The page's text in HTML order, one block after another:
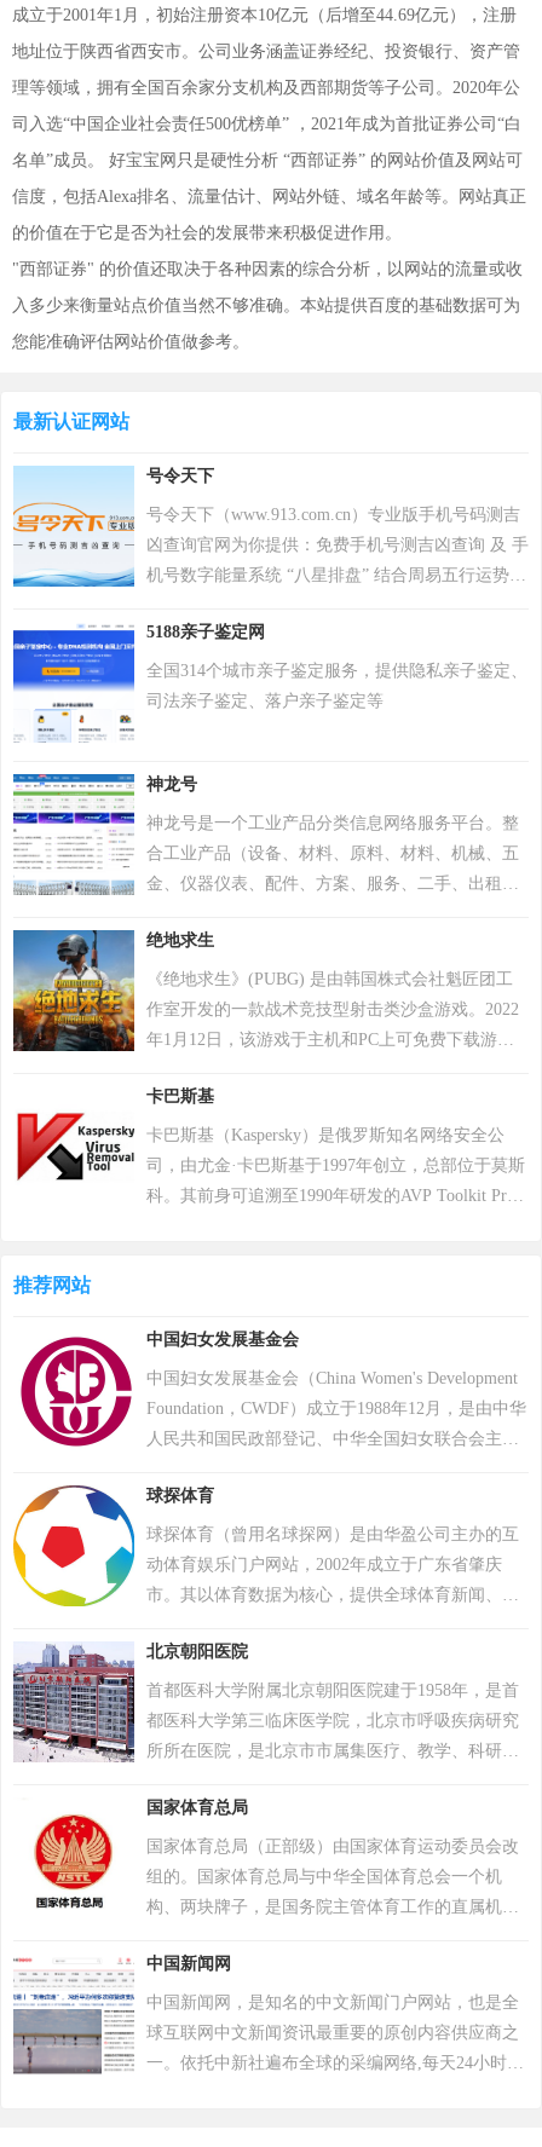
成立于2001年1月，初始注册资本10亿元（后增至44.69亿元），注册
地址位于陕西省西安市。公司业务涵盖证券经纪、投资银行、资产管
理等领域，拥有全国百余家分支机构及西部期货等子公司。2020年公
司入选“中国企业社会责任500优榜单” ，2021年成为首批证券公司“白
名单”成员。 好宝宝网只是硬性分析 “西部证券” 的网站价值及网站可
信度，包括Alexa排名、流量估计、网站外链、域名年龄等。网站真正
的价值在于它是否为社会的发展带来积极促进作用。
"西部证券" 的价值还取决于各种因素的综合分析，以网站的流量或收
入多少来衡量站点价值当然不够准确。本站提供百度的基础数据可为
您能准确评估网站价值做参考。
最新认证网站
号令天下
号令天下（www.913.com.cn）专业版手机号码测吉
凶查询官网为你提供：免费手机号测吉凶查询 及 手
机号数字能量系统 “八星排盘” 结合周易五行运势来
下官网手机号码测吉凶查询系统，专业最新版、超
准，靠谱！
5188亲子鉴定网
全国314个城市亲子鉴定服务，提供隐私亲子鉴定、
司法亲子鉴定、落户亲子鉴定等
神龙号
神龙号是一个工业产品分类信息网络服务平台。整
合工业产品（设备、材料、原料、材料、机械、五
金、仪器仪表、配件、方案、服务、二手、出租
品信息。同时设有产品排行 榜单、产品品牌、品牌
排行、行业专区、产品品类专区等栏目，帮助中小
企业、厂商通过网络营销的方式宣传企业产品或服
务，获得更多商机。
绝地求生
《绝地求生》(PUBG) 是由韩国株式会社魁匠团工
作室开发的一款战术竞技型射击类沙盒游戏。2022
年1月12日，该游戏于主机和PC上可免费下载游
资源，并在不断缩小的安全区域内对抗其他玩家，
让自己生存到最后 。 游戏《绝地求生》除获得G-
STAR最高奖项总统奖以及其他五项大奖，且打破了
7项吉尼斯纪录。 2018年8月9日，《绝地求生》官
求生》将于12月8日登陆 Epic 游戏商城。自2024年1
月1日起，《绝地求生》不再支持所有使用Windows
7、Windows 8和Windows 8.1操作系统的PC平台。
2024年2月26日，PCL 赛事官方宣布，《PUBG》
年12月，入选Steam2025年热门游戏榜单年度热门游
戏榜、年度畅销榜。
卡巴斯基
卡巴斯基（Kaspersky）是俄罗斯知名网络安全公
司，由尤金·卡巴斯基于1997年创立，总部位于莫斯
科。其前身可追溯至1990年研发的AVP Toolkit Pro
个人防护、企业安全及工业控制系统，2017年推出
自主研发的安全操作系统，2022年“安全远程工作空
间”获世界互联网领先科技成果。因地缘政治影响，
2017年起被美国政府禁用，2024年6月遭全面封禁后
景，2019年品牌升级后聚焦全球化战略，在中国等
重点市场保持合作，曾中标中央政府采购项目并获
2023年世界互联网大会科技奖。
推荐网站
中国妇女发展基金会
中国妇女发展基金会（China Women's Development
Foundation，CWDF）成立于1988年12月，是由中华
人民共和国民政部登记、中华全国妇女联合会主管
会，位于北京市东城区建国门内大街15号全国妇联
大楼主楼9层，业务范围包含开展各项提高妇女素质
的培训活动，各项妇女扶贫、服务和帮扶活动，家
庭类公益项目，支持并组织实施关于妇女和家庭工
球探体育
球探体育（曾用名球探网）是由华盈公司主办的互
动体育娱乐门户网站，2002年成立于广东省肇庆
市。其以体育数据为核心，提供全球体育新闻、即
务，业务覆盖多国并逐步扩展至体育项目投资及海
外市场。 2005年与中国电信肇庆分局合作开展IDC
业务；2006年确立体育娱乐门户定位，中文站点进
入ALEXA全球排名前1000；2007年获评肇庆市高新
（Android/iOS），支持多语言赛事跟踪及竞猜功能
。现以体育数据服务和合法资质为基础，聚焦体育
资讯整合与彩票指数分析。
北京朝阳医院
首都医科大学附属北京朝阳医院建于1958年，是首
都医科大学第三临床医学院，北京市呼吸疾病研究
所所在医院，是北京市市属集医疗、教学、科研、
定点医疗机构。医院现为一院两址。医院总占地面
积10.28万平米，建筑面积21万平米。职工4300余
人。床位1900张，拥有59个临床和医技科室，学科
设置门类齐全，综合救治能力强大。年门急诊量约
约3.4万余例次。
国家体育总局
国家体育总局（正部级）由国家体育运动委员会改
组的。国家体育总局与中华全国体育总会一个机
构、两块牌子，是国务院主管体育工作的直属机
中国新闻网
中国新闻网，是知名的中文新闻门户网站，也是全
球互联网中文新闻资讯最重要的原创内容供应商之
一。依托中新社遍布全球的采编网络,每天24小时面